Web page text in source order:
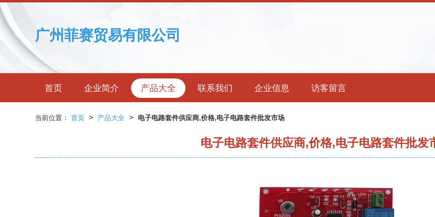
广州菲赛贸易有限公司
首页 企业简介 产品大全 联系我们 企业信息 访客留言
当前位置： 首页 > 产品大全 > 电子电路套件供应商,价格,电子电路套件批发市场
电子电路套件供应商,价格,电子电路套件批发